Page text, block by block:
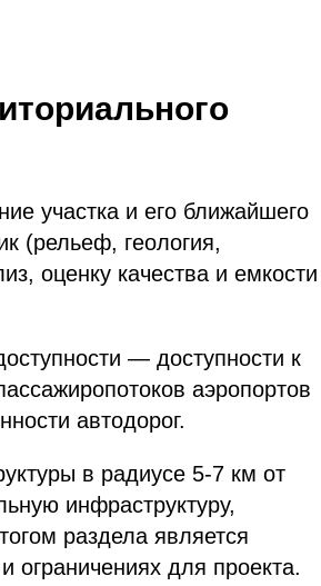
участка и его ближайшего
(рельеф, геология,
оценку качества и емкости
— доступности к
аэропортов
автодорог.
в радиусе 5-7 км от
инфраструктуру,
раздела является
ограничениях для проекта.